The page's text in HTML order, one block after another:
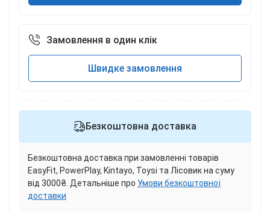
Замовлення в один клік
Швидке замовлення
Безкоштовна доставка
Безкоштовна доставка при замовленні товарів
EasyFit, PowerPlay, Kintayo, Toysi та Лісовик на суму
від 3000₴. Детальніше про Умови безкоштовної
доставки